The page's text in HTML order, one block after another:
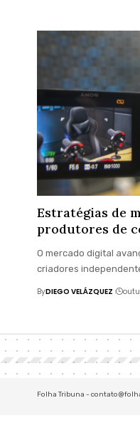
Estratégias de
produtores de
O mercado digital
criadores
ByDIEGO VELÁZQUEZ
Folha Tribuna -